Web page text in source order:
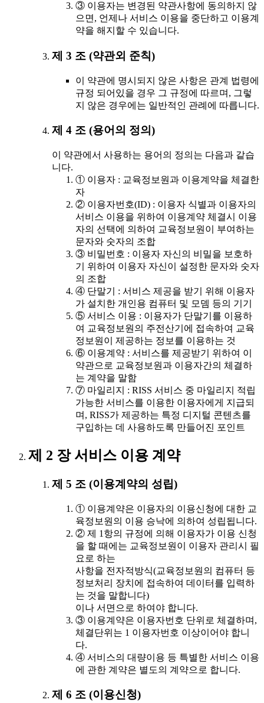
③ 이용자는 변경된 약관사항에 동의하지 않
으면, 언제나 서비스 이용을 중단하고 이용계
약을 해지할 수 있습니다.
제 3 조 (약관외 준칙)
이 약관에 명시되지 않은 사항은 관계 법령에
규정 되어있을 경우 그 규정에 따르며, 그렇
지 않은 경우에는 일반적인 관례에 따릅니다.
제 4 조 (용어의 정의)
이 약관에서 사용하는 용어의 정의는 다음과 같습
니다.
① 이용자 : 교육정보원과 이용계약을 체결한
자
② 이용자번호(ID) : 이용자 식별과 이용자의
서비스 이용을 위하여 이용계약 체결시 이용
자의 선택에 의하여 교육정보원이 부여하는
문자와 숫자의 조합
③ 비밀번호 : 이용자 자신의 비밀을 보호하
기 위하여 이용자 자신이 설정한 문자와 숫자
의 조합
④ 단말기 : 서비스 제공을 받기 위해 이용자
가 설치한 개인용 컴퓨터 및 모뎀 등의 기기
⑤ 서비스 이용 : 이용자가 단말기를 이용하
여 교육정보원의 주전산기에 접속하여 교육
정보원이 제공하는 정보를 이용하는 것
⑥ 이용계약 : 서비스를 제공받기 위하여 이
약관으로 교육정보원과 이용자간의 체결하
는 계약을 말함
⑦ 마일리지 : RISS 서비스 중 마일리지 적립
가능한 서비스를 이용한 이용자에게 지급되
며, RISS가 제공하는 특정 디지털 콘텐츠를
구입하는 데 사용하도록 만들어진 포인트
제 2 장 서비스 이용 계약
제 5 조 (이용계약의 성립)
① 이용계약은 이용자의 이용신청에 대한 교
육정보원의 이용 승낙에 의하여 성립됩니다.
② 제 1항의 규정에 의해 이용자가 이용 신청
을 할 때에는 교육정보원이 이용자 관리시 필
요로 하는
사항을 전자적방식(교육정보원의 컴퓨터 등
정보처리 장치에 접속하여 데이터를 입력하
는 것을 말합니다)
이나 서면으로 하여야 합니다.
③ 이용계약은 이용자번호 단위로 체결하며,
체결단위는 1 이용자번호 이상이어야 합니
다.
④ 서비스의 대량이용 등 특별한 서비스 이용
에 관한 계약은 별도의 계약으로 합니다.
제 6 조 (이용신청)